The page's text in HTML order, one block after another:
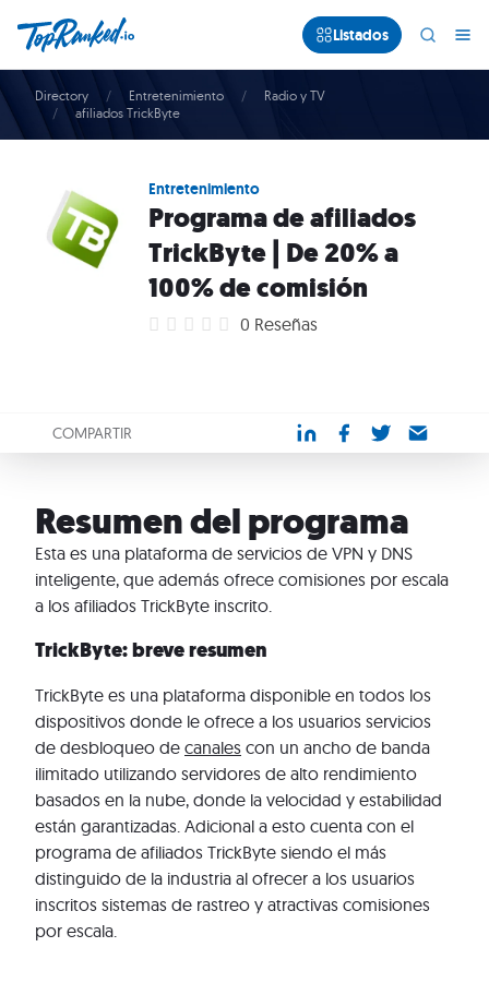
Listados
Directory Entretenimiento
Radio y TV
afiliados TrickByte
Entretenimiento
Programa de afiliados
TrickByte | De 20% a
100% de comisión
0 Reseñas
COMPARTIR
Resumen del programa
Esta es una plataforma de servicios de VPN y DNS
inteligente, que además ofrece comisiones por escala
a los afiliados TrickByte inscrito.
TrickByte: breve resumen
TrickByte es una plataforma disponible en todos los
dispositivos donde le ofrece a los usuarios servicios
de desbloqueo de canales con un ancho de banda
ilimitado utilizando servidores de alto rendimiento
basados en la nube, donde la velocidad y estabilidad
están garantizadas. Adicional a esto cuenta con el
programa de afiliados TrickByte siendo el más
distinguido de la industria al ofrecer a los usuarios
inscritos sistemas de rastreo y atractivas comisiones
por escala.